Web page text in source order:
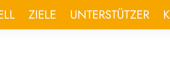
ZIELE UNTERSTÜTZER